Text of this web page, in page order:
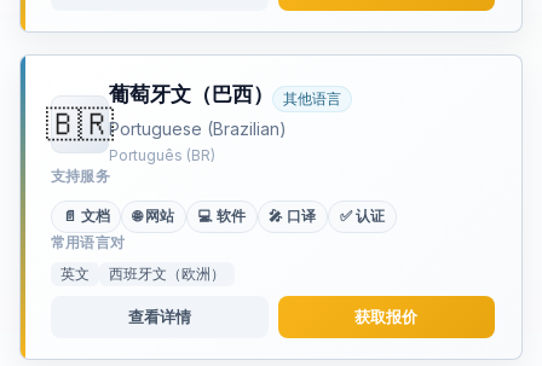
🇧🇷
葡萄牙文（巴西） 其他语言
Portuguese (Brazilian)
Português (BR)
支持服务
📄 文档 🌐 网站 💻 软件 🎤 口译 ✅ 认证
常用语言对
英文
西班牙文（欧洲）
查看详情 获取报价